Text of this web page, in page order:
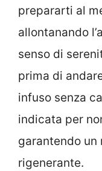
prepararti al
allontanando
senso di
prima di
infuso senza
indicata per
garantendo un
rigenerante.